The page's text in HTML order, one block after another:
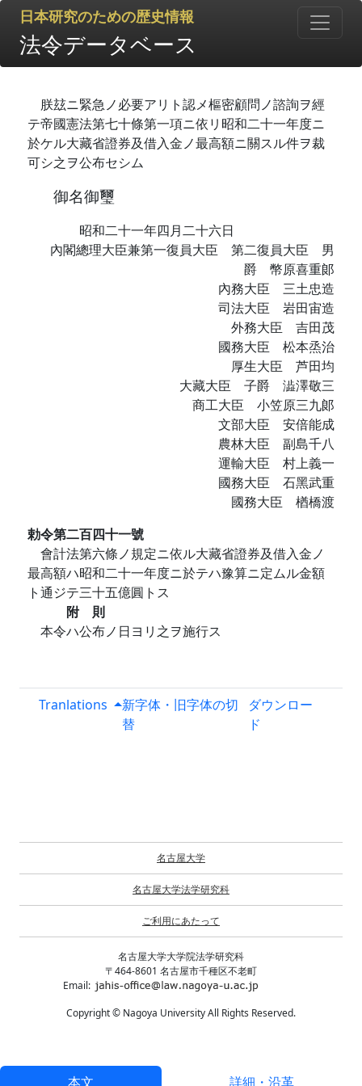
日本研究のための歴史情報
法令データベース
朕玆ニ緊急ノ必要アリト認メ樞密顧問ノ諮詢ヲ經
テ帝國憲法第七十條第一項ニ依リ昭和二十一年度ニ
於ケル大藏省證券及借入金ノ最高額ニ關スル件ヲ裁
可シ之ヲ公布セシム
御名御璽
昭和二十一年四月二十六日
內閣總理大臣兼第一復員大臣 第二復員大臣 男
爵 幣原喜重郞
內務大臣 三土忠造
司法大臣 岩田宙造
外務大臣 吉田茂
國務大臣 松本烝治
厚生大臣 芦田均
大藏大臣 子爵 澁澤敬三
商工大臣 小笠原三九郞
文部大臣 安倍能成
農林大臣 副島千八
運輸大臣 村上義一
國務大臣 石黑武重
國務大臣 楢橋渡
勅令第二百四十一號
會計法第六條ノ規定ニ依ル大藏省證券及借入金ノ
最高額ハ昭和二十一年度ニ於テハ豫算ニ定ムル金額
ト通ジテ三十五億圓トス
附 則
本令ハ公布ノ日ヨリ之ヲ施行ス
Tranlations
新字体・旧字体の切
替
ダウンロー
ド
本文 詳細・沿革
名古屋大学
名古屋大学法学研究科
ご利用にあたって
名古屋大学大学院法学研究科
〒464-8601 名古屋市千種区不老町
Email:
Copyright © Nagoya University All Rights Reserved.